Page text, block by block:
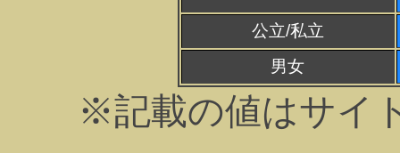
公立/私立
男女
※記載の値はサイ